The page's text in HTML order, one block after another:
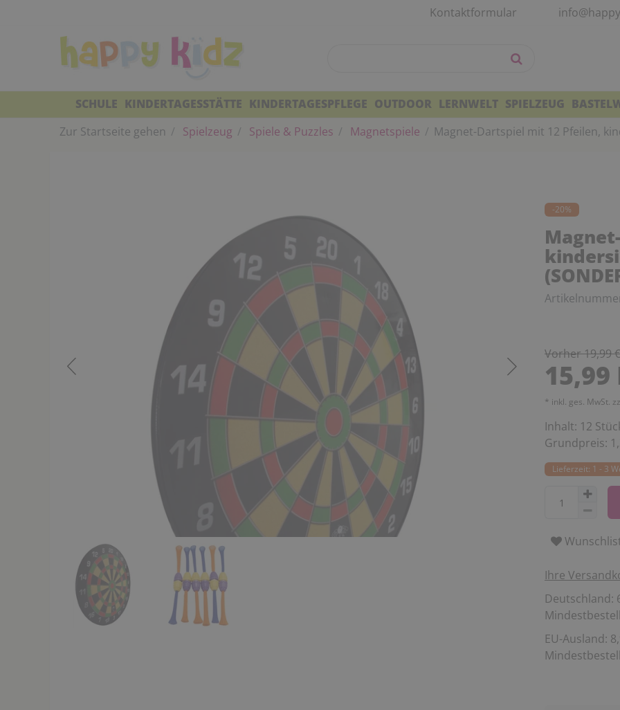
Kontaktformular
SCHULE KINDERTAGESSTÄTTE KINDERTAGESPFLEGE OUTDOOR LERNWELT SPIELZEUG
Zur Startseite gehen
Spielzeug Spiele & Puzzles Magnetspiele Magnet-Dartspiel mit 12 Pfeilen,
-20%
Vorher 19,99 €
15,99
* inkl. ges. MwSt.
Inhalt: 12
Grundpreis:
Lieferzeit: 1 - 3
Ihre
Deutschland:
EU-Ausland: